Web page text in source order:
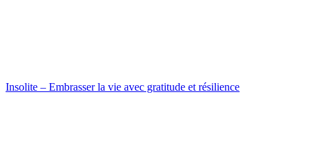
Insolite – Embrasser la vie avec gratitude et résilience